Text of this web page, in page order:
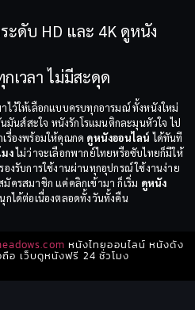
ะดับ HD และ 4K ดูหนัง
เวลา ไม่มีสะดุด
ไว้ให้เลือกแบบครบทุกอารมณ์ ทั้งหนังใหม่
นส์สะใจ หนังรักโรแมนติกละมุนหัวใจ ไป
รื่องพร้อมให้คุณกด ดูหนังออนไลน์ ได้ทันที
งไม่ว่าจะเลือกพากย์ไทยหรือซับไทยก็มีให้
งรับการใช้งานผ่านทุกอุปกรณ์ ใช้งานง่าย
ครสมาชิก แค่คลิกเข้ามา ก็เริ่ม ดูหนัง
ได้ต่อเนื่องตลอดทั้งวันทั้งคืน
หนังไทยออนไลน์ หนังดัง
เว็บดูหนังฟรี 24 ชั่วโมง